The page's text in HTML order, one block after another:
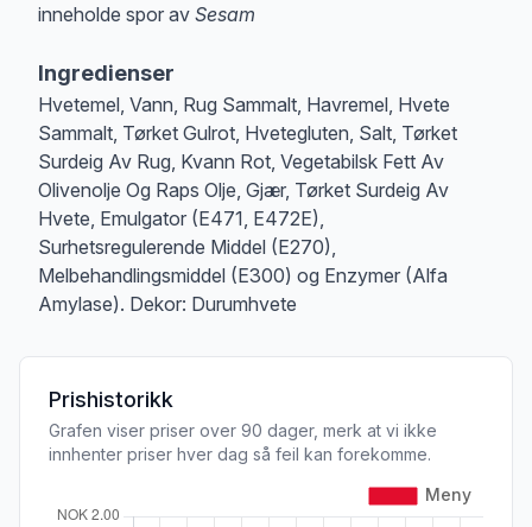
inneholde spor av Sesam
Ingredienser
Hvetemel, Vann, Rug Sammalt, Havremel, Hvete
Sammalt, Tørket Gulrot, Hvetegluten, Salt, Tørket
Surdeig Av Rug, Kvann Rot, Vegetabilsk Fett Av
Olivenolje Og Raps Olje, Gjær, Tørket Surdeig Av
Hvete, Emulgator (E471, E472E),
Surhetsregulerende Middel (E270),
Melbehandlingsmiddel (E300) og Enzymer (Alfa
Amylase). Dekor: Durumhvete
Prishistorikk
Grafen viser priser over 90 dager, merk at vi ikke
innhenter priser hver dag så feil kan forekomme.